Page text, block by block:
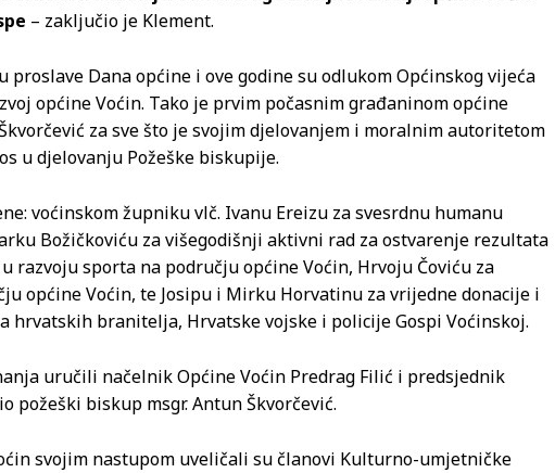
– zaključio je Klement.
Dana općine i ove godine su odlukom Općinskog vijeća
općine Voćin. Tako je prvim počasnim građaninom općine
za sve što je svojim djelovanjem i moralnim autoritetom
u djelovanju Požeške biskupije.
voćinskom župniku vlč. Ivanu Ereizu za svesrdnu humanu
Božičkoviću za višegodišnji aktivni rad za ostvarenje rezultata
sporta na području općine Voćin, Hrvoju Čoviću za
općine Voćin, te Josipu i Mirku Horvatinu za vrijedne donacije i
hrvatskih branitelja, Hrvatske vojske i policije Gospi Voćinskoj.
uručili načelnik Općine Voćin Predrag Filić i predsjednik
požeški biskup msgr. Antun Škvorčević.
svojim nastupom uveličali su članovi Kulturno-umjetničke